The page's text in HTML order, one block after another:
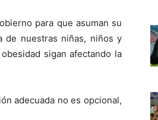
para que asuman su
de nuestras niñas, niños y
sigan afectando la
adecuada no es opcional,